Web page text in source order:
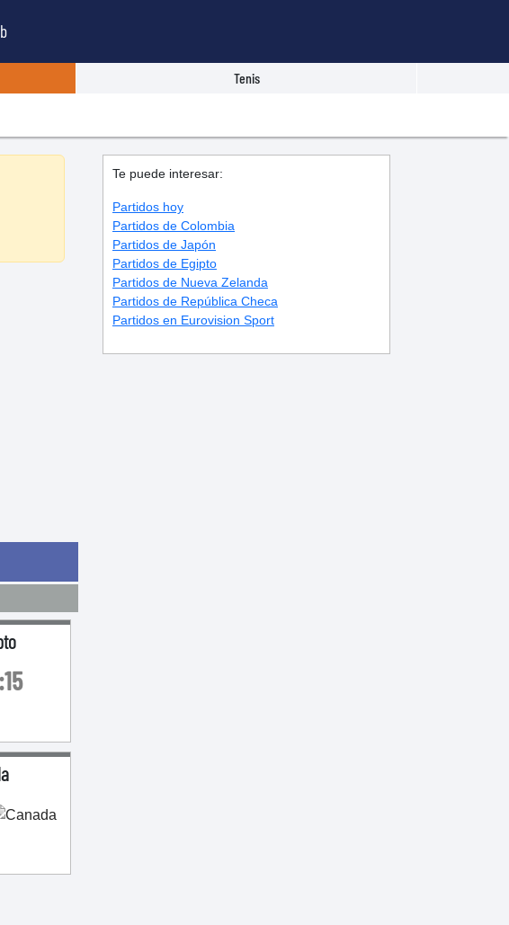
Tenis
Te puede interesar:
Partidos hoy
Partidos de Colombia
Partidos de Japón
Partidos de Egipto
Partidos de Nueva Zelanda
Partidos de República Checa
Partidos en Eurovision Sport